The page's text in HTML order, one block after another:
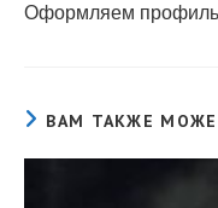
Оформляем профиль
ВАМ ТАКЖЕ